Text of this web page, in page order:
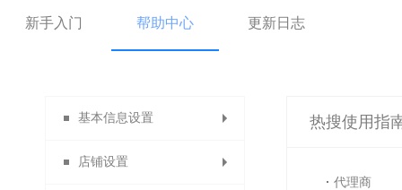
积分商城解决方案
新手入门 帮助中心 更新日志
基本信息设置
系统设置
店铺设置
热搜使用指
代理商